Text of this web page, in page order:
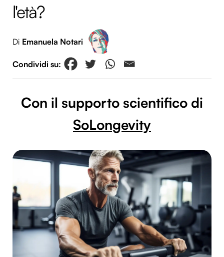
l'età?
Di Emanuela Notari
Con il supporto scientifico di
SoLongevity